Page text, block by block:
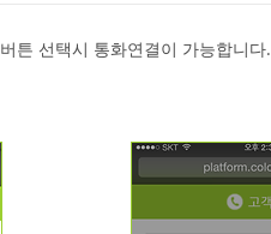
버튼 선택시 통화연결이 가능합니다.